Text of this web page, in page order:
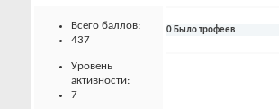
Всего баллов:
437
Уровень
активности:
7
0 Было трофеев